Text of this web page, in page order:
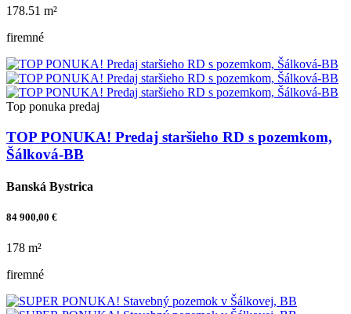
178.51 m²
firemné
Top ponuka predaj
TOP PONUKA! Predaj staršieho RD s pozemkom,
Šálková-BB
Banská Bystrica
84 900,00 €
178 m²
firemné